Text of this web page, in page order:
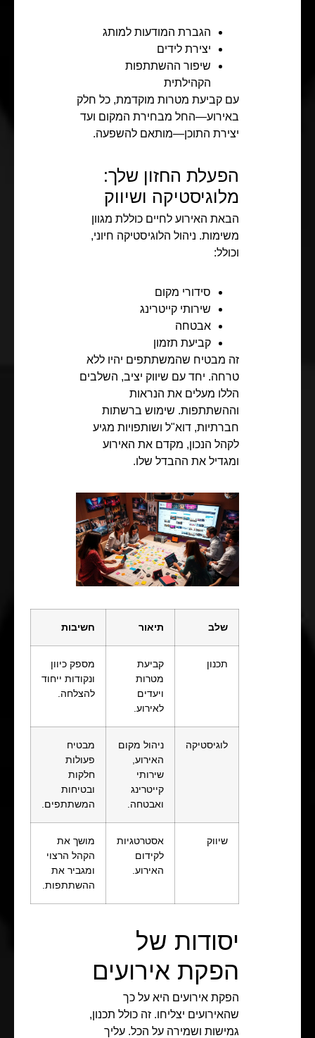
הגברת המודעות למותג
יצירת לידים
שיפור ההשתתפות
הקהילתית
עם קביעת מטרות מוקדמת, כל חלק
באירוע—החל מבחירת המקום ועד
יצירת התוכן—מותאם להשפעה.
הפעלת החזון שלך:
מלוגיסטיקה ושיווק
הבאת האירוע לחיים כוללת מגוון
משימות. ניהול הלוגיסטיקה חיוני,
וכולל:
סידורי מקום
שירותי קייטרינג
אבטחה
קביעת תזמון
זה מבטיח שהמשתתפים יהיו ללא
טרחה. יחד עם שיווק יציב, השלבים
הללו מעלים את הנראות
וההשתתפות. שימוש ברשתות
חברתיות, דוא"ל ושותפויות מגיע
לקהל הנכון, מקדם את האירוע
ומגדיל את ההבדל שלו.
שלב תיאור חשיבות
תכנון
קביעת
מטרות
ויעדים
לאירוע.
מספק כיוון
ונקודות ייחוד
להצלחה.
לוגיסטיקה
ניהול מקום
האירוע,
שירותי
קייטרינג
ואבטחה.
מבטיח
פעולות
חלקות
ובטיחות
המשתתפים.
שיווק
אסטרטגיות
לקידום
האירוע.
מושך את
הקהל הרצוי
ומגביר את
ההשתתפות.
יסודות של
הפקת אירועים
הפקת אירועים היא על כך
שהאירועים יצליחו. זה כולל תכנון,
גמישות ושמירה על הכל. עליך